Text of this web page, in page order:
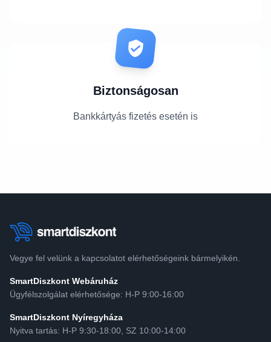
Biztonságosan
Bankkártyás fizetés esetén is
Vegye fel velünk a kapcsolatot elérhetőségeink bármelyikén.
SmartDiszkont Webáruház
Ügyfélszolgálat elérhetősége: H-P 9:00-16:00
SmartDiszkont Nyíregyháza
Nyitva tartás: H-P 9:30-18:00, SZ 10:00-14:00